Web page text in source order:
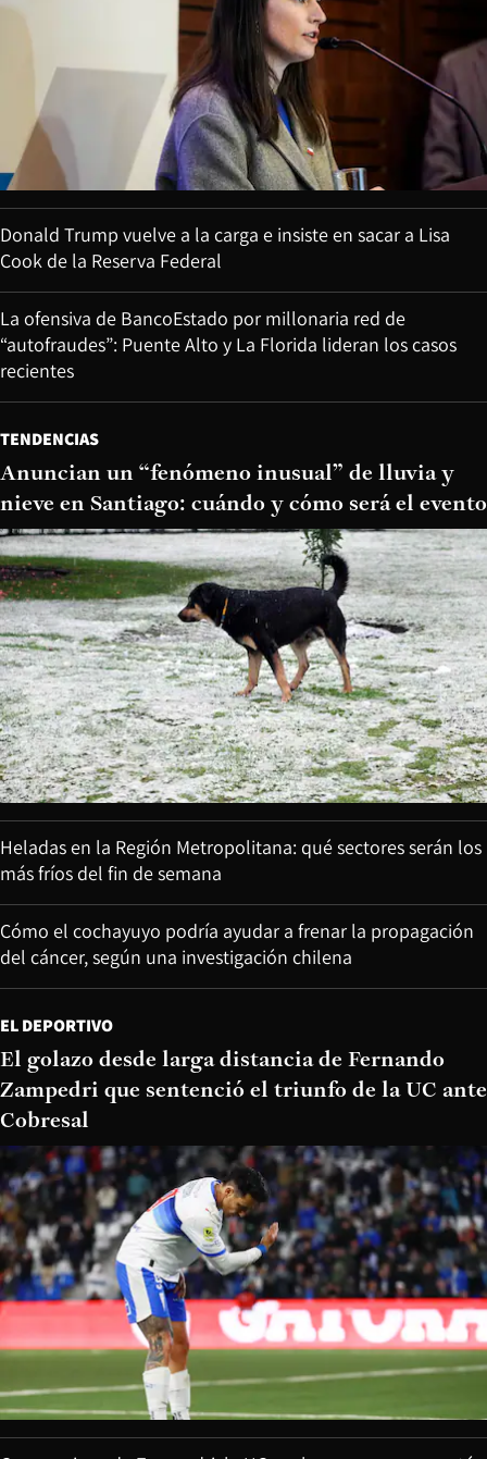
Donald Trump vuelve a la carga e insiste en sacar a Lisa
Cook de la Reserva Federal
La ofensiva de BancoEstado por millonaria red de
“autofraudes”: Puente Alto y La Florida lideran los casos
recientes
TENDENCIAS
Anuncian un “fenómeno inusual” de lluvia y
nieve en Santiago: cuándo y cómo será el evento
Heladas en la Región Metropolitana: qué sectores serán los
más fríos del fin de semana
Cómo el cochayuyo podría ayudar a frenar la propagación
del cáncer, según una investigación chilena
EL DEPORTIVO
El golazo desde larga distancia de Fernando
Zampedri que sentenció el triunfo de la UC ante
Cobresal